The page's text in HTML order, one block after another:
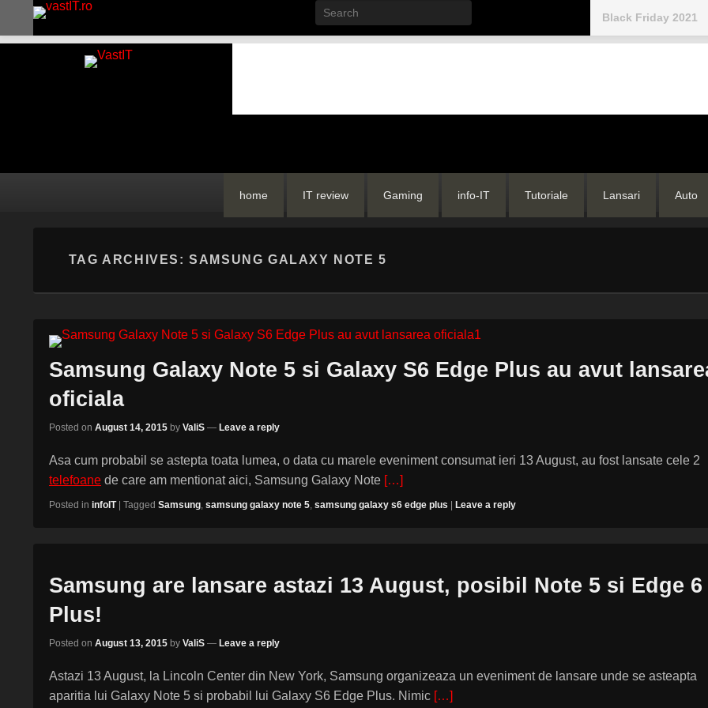
Black Friday 2021
Search
vastIT.ro
home IT review Gaming info-IT Tutoriale Lansari Auto
TAG ARCHIVES:SAMSUNG GALAXY NOTE 5
Samsung Galaxy Note 5 si Galaxy S6 Edge Plus au avut
oficiala
Posted on August 14, 2015 by ValiS — Leave a reply
Asa cum probabil se astepta toata lumea, o data cu marele eveniment consumat ieri 13 August, au fost lansate cele 2
telefoane de care am mentionat aici, Samsung Galaxy Note […]
Posted in infoIT Tagged Samsung, samsung galaxy note 5, samsung galaxy s6 edge plus Leave a reply
Samsung are lansare astazi 13 August, posibil Note 5 si Edge 6
Plus!
Posted on August 13, 2015 by ValiS — Leave a reply
Astazi 13 August, la Lincoln Center din New York, Samsung organizeaza un eveniment de lansare unde se asteapta
aparitia lui Galaxy Note 5 si probabil lui Galaxy S6 Edge Plus. Nimic […]